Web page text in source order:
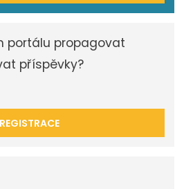
portálu propagovat
příspěvky?
REGISTRACE